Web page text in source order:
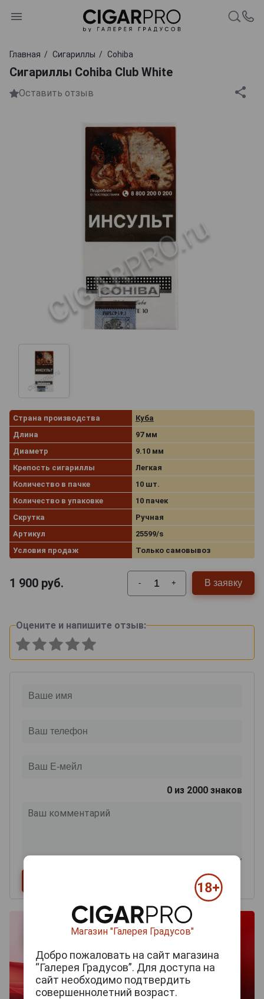
Главная Сигариллы Cohiba
Сигариллы Cohiba Club White
Оставить отзыв
Страна производства
Куба
Длина
97 мм
Диаметр
9.10 мм
Крепость сигариллы
Легкая
Количество в пачке
10 шт.
Количество в упаковке
10 пачек
Скрутка
Ручная
Артикул
25599/s
Условия продаж
Только самовывоз
1 900 руб. - + В заявку
Оцените и напишите отзыв:
0 из 2000 знаков
Магазин "Галерея Градусов"
Добро пожаловать на сайт магазина
“Галерея Градусов”. Для доступа на
сайт необходимо подтвердить
совершеннолетний возраст.